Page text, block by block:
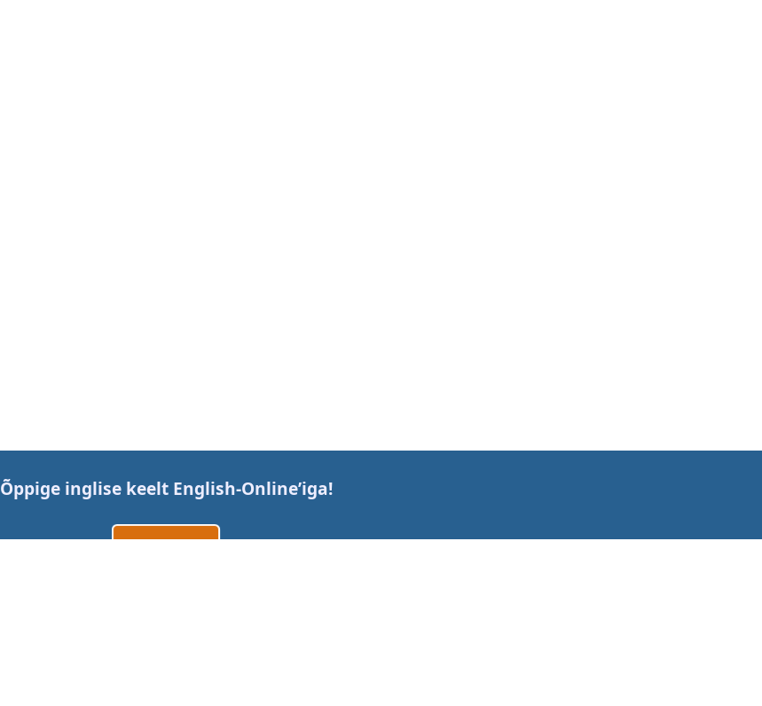
Õppige inglise keelt English-Online’iga!
Loo konto